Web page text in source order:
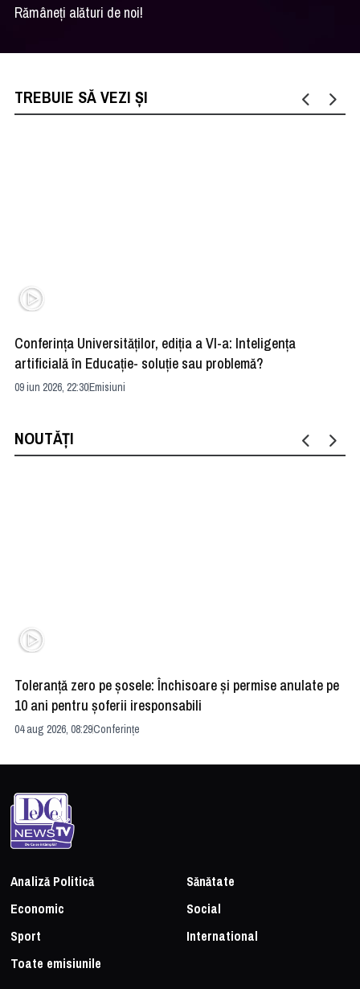
Rămâneţi alături de noi!
TREBUIE SĂ VEZI ȘI
Conferința Universităților, ediția a VI-a: Inteligența
artificială în Educație- soluție sau problemă?
09 iun 2026, 22:30Emisiuni
NOUTĂȚI
Toleranță zero pe șosele: Închisoare și permise anulate pe
10 ani pentru șoferii iresponsabili
04 aug 2026, 08:29Conferințe
Analiză Politică
Sănătate
Economic
Social
Sport
International
Toate emisiunile